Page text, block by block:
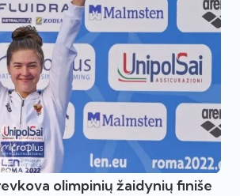
olimpinių žaidynių finiše